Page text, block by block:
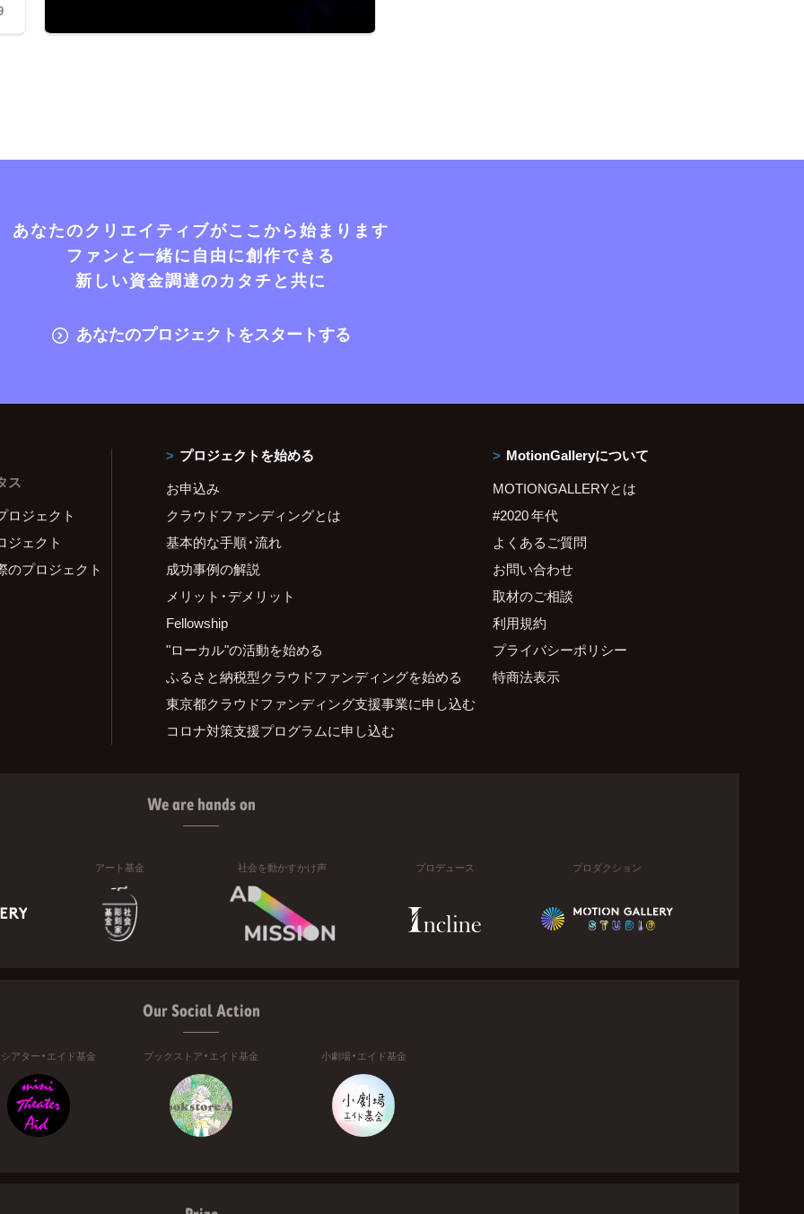
あなたのクリエイティブがここから始まります
ファンと一緒に自由に創作できる
新しい資金調達のカタチと共に
あなたのプロジェクトをスタートする
ス
ロジェクト
ジェクト
のプロジェクト
プロジェクトを始める
お申込み
クラウドファンディングとは
基本的な手順・流れ
成功事例の解説
メリット・デメリット
Fellowship
"ローカル"の活動を始める
ふるさと納税型クラウドファンディングを始める
東京都クラウドファンディング支援事業に申し込む
コロナ対策支援プログラムに申し込む
MotionGalleryについて
MOTIONGALLERYとは
#2020 年代
よくあるご質問
お問い合わせ
取材のご相談
利用規約
プライバシーポリシー
特商法表示
We are hands on
アート基金 社会を動かすかけ声 プロデュース プロダクション
Our Social Action
アター・エイド基金 ブックストア・エイド基金 小劇場・エイド基金